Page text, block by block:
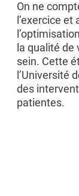
On ne
l’exercice
la qualité
sein. Cette
l’Université
des
patientes.